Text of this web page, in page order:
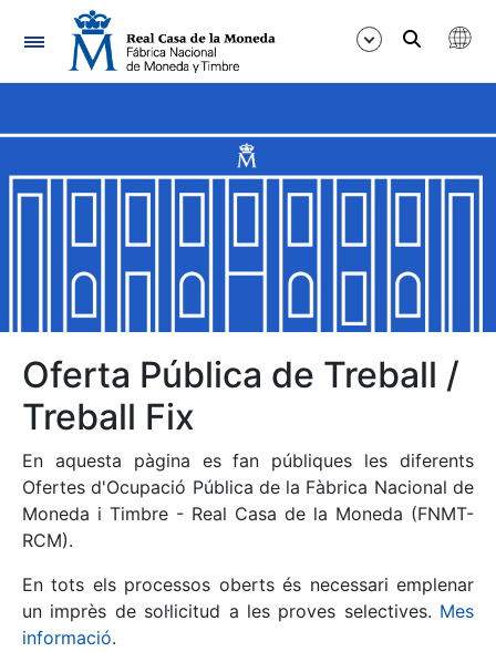
Navegació
Mostra/Amaga
Mostra/Amaga
Mostra/Amaga
Mostra/Amaga
Oferta Pública de Treball /
Treball Fix
En aquesta pàgina es fan públiques les diferents
Ofertes d'Ocupació Pública de la Fàbrica Nacional de
Moneda i Timbre - Real Casa de la Moneda (FNMT-
RCM).
En tots els processos oberts és necessari emplenar
un imprès de sol·licitud a les proves selectives. Mes
informació.